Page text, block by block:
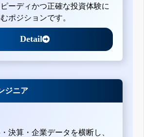
ーディかつ正確な投資体験に
ポジションです。
Detail
ジニア
決算・企業データを横断し、